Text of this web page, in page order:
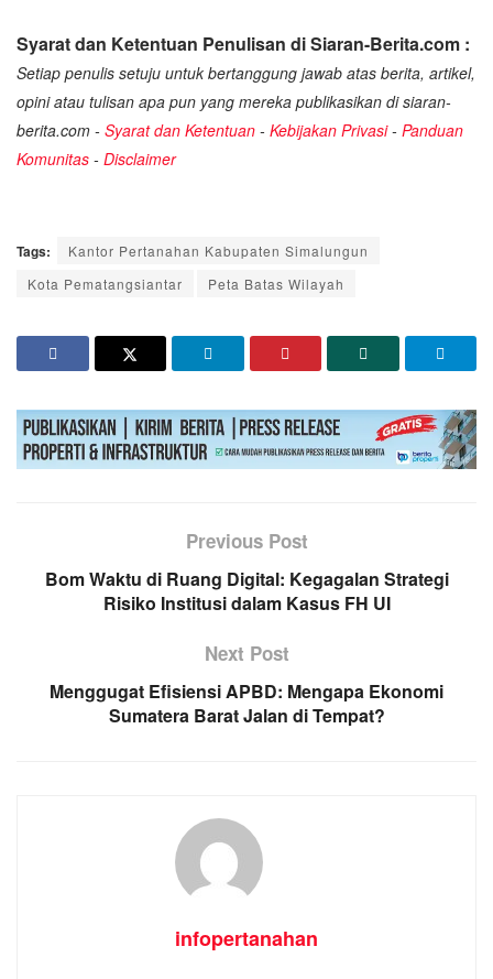
Syarat dan Ketentuan Penulisan di Siaran-Berita.com :
Setiap penulis setuju untuk bertanggung jawab atas berita, artikel,
opini atau tulisan apa pun yang mereka publikasikan di siaran-
berita.com - Syarat dan Ketentuan - Kebijakan Privasi- Panduan
Komunitas - Disclaimer
Tags:
Kantor Pertanahan Kabupaten Simalungun
Kota Pematangsiantar
Peta Batas Wilayah
Previous Post
Bom Waktu di Ruang Digital: Kegagalan Strategi
Risiko Institusi dalam Kasus FH UI
Next Post
Menggugat Efisiensi APBD: Mengapa Ekonomi
Sumatera Barat Jalan di Tempat?
infopertanahan